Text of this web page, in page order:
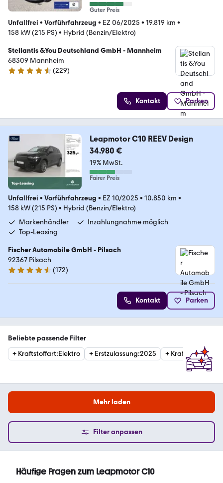
Guter Preis
Unfallfrei • Vorführfahrzeug • EZ 06/2025 • 19.819 km •
158 kW (215 PS) • Hybrid (Benzin/Elektro)
Stellantis &You Deutschland GmbH - Mannheim
68309 Mannheim
4.3 Sterne
(229)
Kontakt Parken
Leapmotor C10 REEV Design
34.980 €
19% MwSt.
Fairer Preis
Unfallfrei • Vorführfahrzeug • EZ 10/2025 • 10.850 km •
158 kW (215 PS) • Hybrid (Benzin/Elektro)
Markenhändler
Inzahlungnahme möglich
Top-Leasing
Fischer Automobile GmbH - Pilsach
92367 Pilsach
4.7 Sterne
(172)
Kontakt Parken
Beliebte passende Filter
+ Kraftstoffart:Elektro + Erstzulassung:2025 + Kraftstoffart
Mehr laden
Filter anpassen
Häufige Fragen zum Leapmotor C10